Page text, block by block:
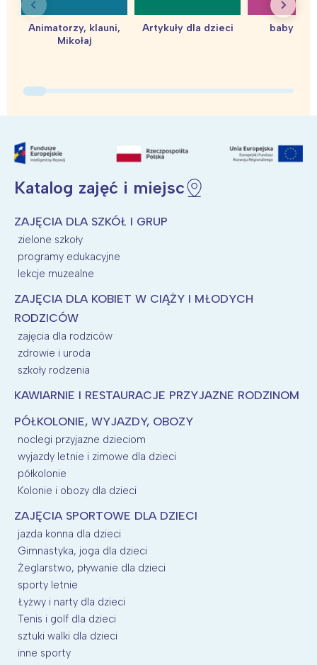
Animatorzy, klauni,
Mikołaj
Artykuły dla dzieci baby
Katalog zajęć i miejsc
ZAJĘCIA DLA SZKÓŁ I GRUP
zielone szkoły
programy edukacyjne
lekcje muzealne
ZAJĘCIA DLA KOBIET W CIĄŻY I MŁODYCH
RODZICÓW
zajęcia dla rodziców
zdrowie i uroda
szkoły rodzenia
KAWIARNIE I RESTAURACJE PRZYJAZNE RODZINOM
PÓŁKOLONIE, WYJAZDY, OBOZY
noclegi przyjazne dzieciom
wyjazdy letnie i zimowe dla dzieci
półkolonie
Kolonie i obozy dla dzieci
ZAJĘCIA SPORTOWE DLA DZIECI
jazda konna dla dzieci
Gimnastyka, joga dla dzieci
Żeglarstwo, pływanie dla dzieci
sporty letnie
Łyżwy i narty dla dzieci
Tenis i golf dla dzieci
sztuki walki dla dzieci
inne sporty
Warszawa
Łódź
Trójmiasto
Wrocław
Śląsk
Południe